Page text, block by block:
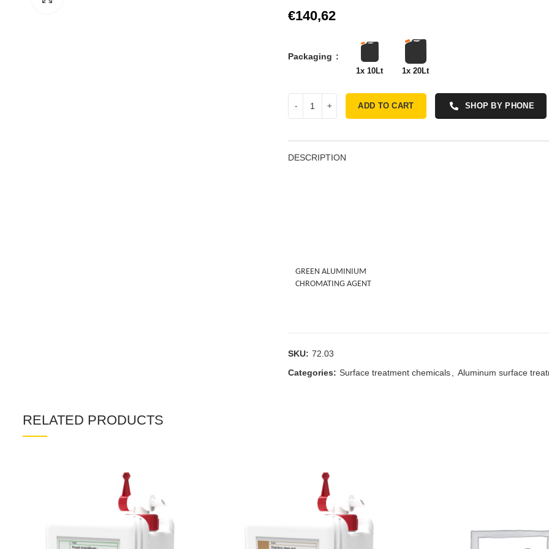
€
Packaging
1x 10Lt 1x 20Lt
ADD TO CART SHOP BY PHONE
DESCRIPTION
GREEN ALUMINIUM
CHROMATING AGENT
SKU: 72.03
Categories: Surface treatment chemicals Aluminum surface
RELATED PRODUCTS